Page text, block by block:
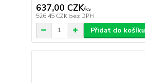
637,00 CZK/ks
526,45 CZK bez DPH
Přidat do košíku